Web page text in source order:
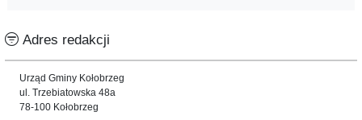
Adres redakcji
Urząd Gminy Kołobrzeg
ul. Trzebiatowska 48a
78-100 Kołobrzeg